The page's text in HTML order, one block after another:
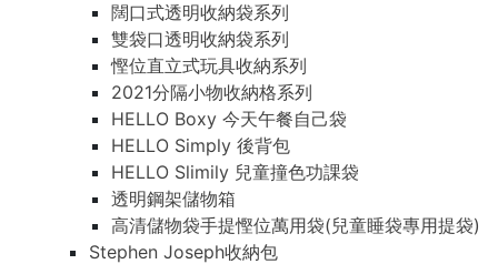
闊口式透明收納袋系列
雙袋口透明收納袋系列
慳位直立式玩具收納系列
2021分隔小物收納格系列
HELLO Boxy 今天午餐自己袋
HELLO Simply 後背包
HELLO Slimily 兒童撞色功課袋
透明鋼架儲物箱
高清儲物袋手提慳位萬用袋(兒童睡袋專用提袋)
Stephen Joseph收納包